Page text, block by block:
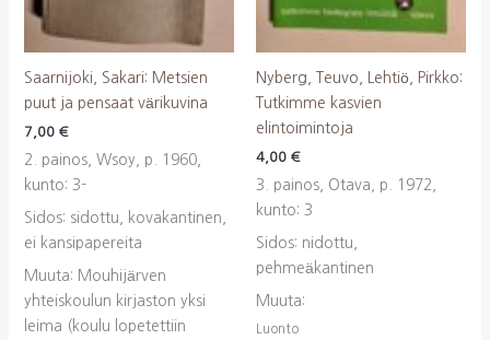
Saarnijoki, Sakari: Metsien
puut ja pensaat värikuvina
7,00 €
2. painos, Wsoy, p. 1960,
kunto: 3-
Sidos: sidottu, kovakantinen,
ei kansipapereita
Muuta: Mouhijärven
yhteiskoulun kirjaston yksi
leima (koulu lopetettiin
Nyberg, Teuvo, Lehtiö, Pirkko:
Tutkimme kasvien
elintoimintoja
4,00 €
3. painos, Otava, p. 1972,
kunto: 3
Sidos: nidottu,
pehmeäkantinen
Muuta:
Luonto